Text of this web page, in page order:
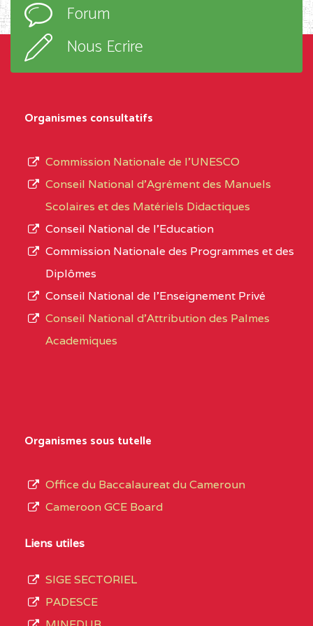
D'ENSEIGNEMENT
PROFESSIONNEL
(CEGEP) STE FOI BP
:4740 YAOUNDE
CENTRE
COLLEGE PANAFRICAIN
DE L'EXCELLENCE BP
CENTRE
COLLEGE PRIVE
CENTRE
COLLEGE PRIVE LAIC
SAINT MICHEL
CENTRE
d’enseignement,
type
L’offre
d’éducation
de
du
de
septembre
Forum
Nous Ecrire
Organismes consultatifs
Commission Nationale de l’UNESCO
Conseil National d’Agrément des Manuels
Scolaires et des Matériels Didactiques
Conseil National de l’Education
Commission Nationale des Programmes et des
Diplômes
Conseil National de l’Enseignement Privé
Conseil National d'Attribution des Palmes
Academiques
Organismes sous tutelle
Office du Baccalaureat du Cameroun
Cameroon GCE Board
Liens utiles
SIGE SECTORIEL
PADESCE